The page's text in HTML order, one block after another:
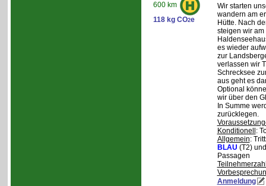
600 km
118 kg CO2e
Wir starten
wandern am
Hütte. Nach
steigen wir
es wieder
zur
verlassen wir
Schrecksee
aus geht es
Optional
wir über den
In Summe
zurücklegen.
Konditionell :
Allgemein:
BLAU (T2)
Passagen
Anmeldung